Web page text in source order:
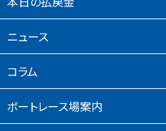
ニュース
コラム
ボートレース場案内